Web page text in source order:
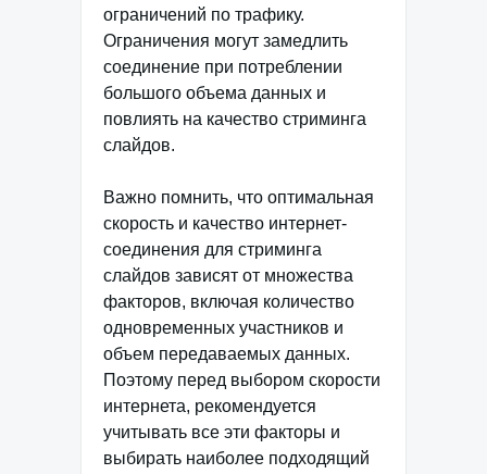
ограничений по трафику.
Ограничения могут замедлить
соединение при потреблении
большого объема данных и
повлиять на качество стриминга
слайдов.
Важно помнить, что оптимальная
скорость и качество интернет-
соединения для стриминга
слайдов зависят от множества
факторов, включая количество
одновременных участников и
объем передаваемых данных.
Поэтому перед выбором скорости
интернета, рекомендуется
учитывать все эти факторы и
выбирать наиболее подходящий